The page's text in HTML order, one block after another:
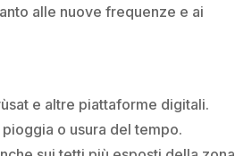
alle nuove frequenze e ai
e altre piattaforme digitali.
o usura del tempo.